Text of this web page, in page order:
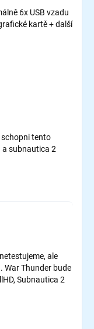
6x USB vzadu
kartě + další
schopni tento
subnautica 2
ale
War Thunder bude
Subnautica 2